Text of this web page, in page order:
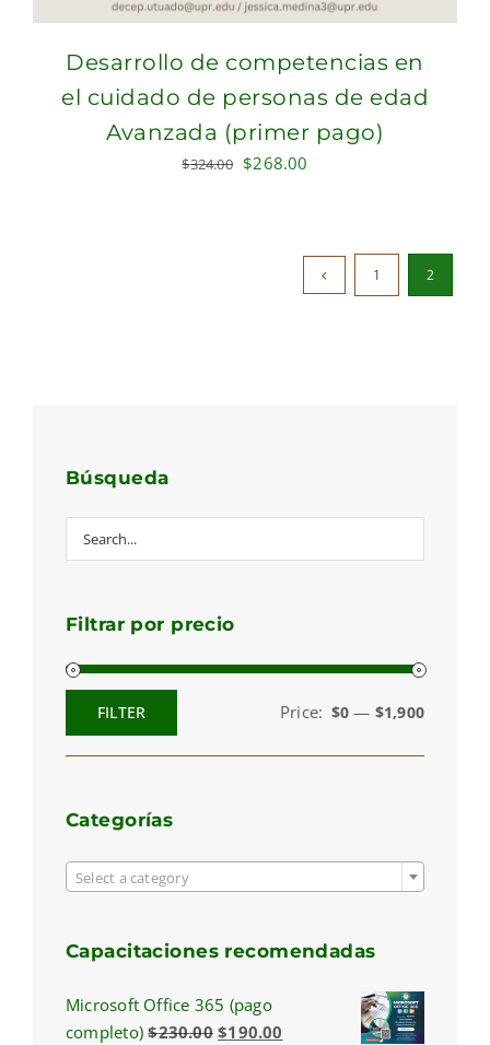
Desarrollo de competencias en
el cuidado de personas de edad
Avanzada (primer pago)
$324.00 Original
$268.00
1 2
Búsqueda
Filtrar por precio
price
price
FILTER Price: $0— $1,900
Categorías
Select a category
Capacitaciones recomendadas
Microsoft Office 365 (pago
completo) $230.00 Original
$190.00